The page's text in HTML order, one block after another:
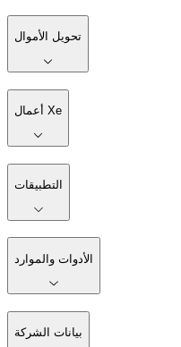
تحويل الأموال
أعمال Xe
التطبيقات
الأدوات والموارد
بيانات الشركة